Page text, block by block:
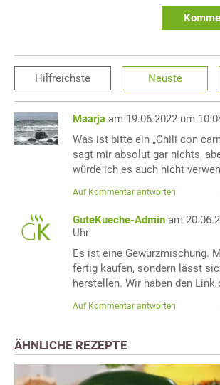
Hilfreichste Neuste
Maarja am 19.06.2022 um
Was ist bitte ein „Chili con
sagt mir absolut gar nichts,
würde ich es auch nicht
Auf Kommentar antworten
GuteKueche-Admin am
Uhr
Es ist eine Gewürzmischung.
fertig kaufen, sondern lässt
herstellen. Wir haben den Link
Auf Kommentar antworten
ÄHNLICHE REZEPTE